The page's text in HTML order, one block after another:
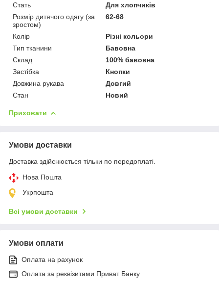
Стать
Для хлопчиків
Розмір дитячого одягу (за
зростом)
62-68
Колір
Різні кольори
Тип тканини
Бавовна
Склад
100% бавовна
Застібка
Кнопки
Довжина рукава
Довгий
Стан
Новий
Приховати
Умови доставки
Доставка здійснюється тільки по передоплаті.
Нова Пошта
Укрпошта
Всі умови доставки
Умови оплати
Оплата на рахунок
Оплата за реквізитами Приват Банку